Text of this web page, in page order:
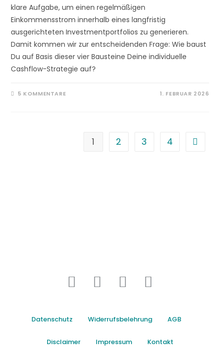
klare Aufgabe, um einen regelmäßigen
Einkommensstrom innerhalb eines langfristig
ausgerichteten Investmentportfolios zu generieren.
Damit kommen wir zur entscheidenden Frage: Wie baust
Du auf Basis dieser vier Bausteine Deine individuelle
Cashflow-Strategie auf?
5 KOMMENTARE 1. FEBRUAR 2026
1 2 3 4
Datenschutz Widerrufsbelehrung AGB
Disclaimer Impressum Kontakt